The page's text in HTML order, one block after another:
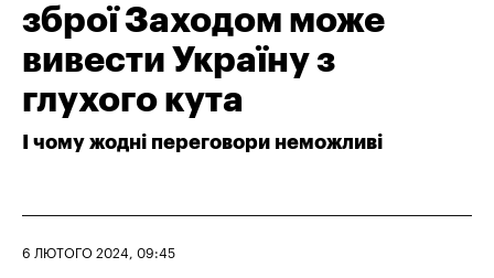
зброї Заходом може
вивести Україну з
глухого кута
І чому жодні переговори неможливі
6 ЛЮТОГО 2024, 09:45